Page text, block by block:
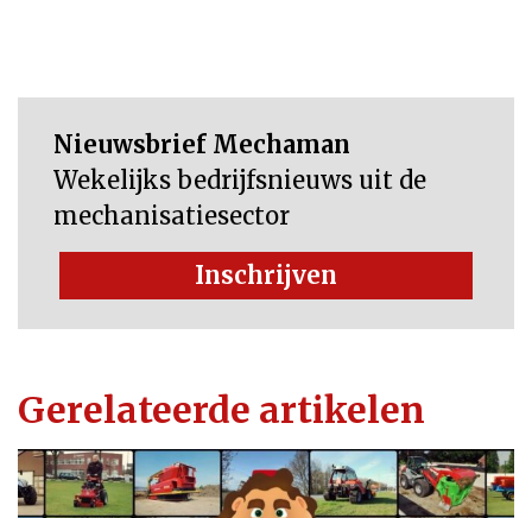
Nieuwsbrief Mechaman
Wekelijks bedrijfsnieuws uit de
mechanisatiesector
Inschrijven
Gerelateerde artikelen